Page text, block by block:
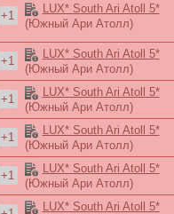
+1
LUX* South Ari Atoll 5*
(Южный Ари Атолл)
+1
LUX* South Ari Atoll 5*
(Южный Ари Атолл)
+1
LUX* South Ari Atoll 5*
(Южный Ари Атолл)
+1
LUX* South Ari Atoll 5*
(Южный Ари Атолл)
+1
LUX* South Ari Atoll 5*
(Южный Ари Атолл)
LUX* South Ari Atoll 5*